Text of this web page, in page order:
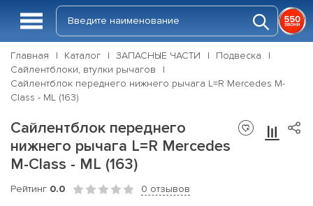
Главная Каталог ЗАПАСНЫЕ ЧАСТИ
Подвеска
Сайлентблоки, втулки рычагов
Сайлентблок переднего нижнего рычага L=R Mercedes M-
Class - ML (163)
Сайлентблок переднего
нижнего рычага L=R Mercedes
M-Class - ML (163)
Рейтинг 0.0 0 отзывов